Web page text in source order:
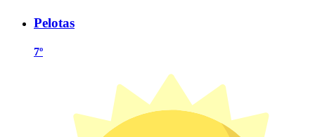
Pelotas
7º